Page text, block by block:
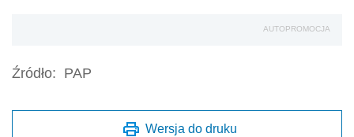
AUTOPROMOCJA
Źródło: PAP
Wersja do druku